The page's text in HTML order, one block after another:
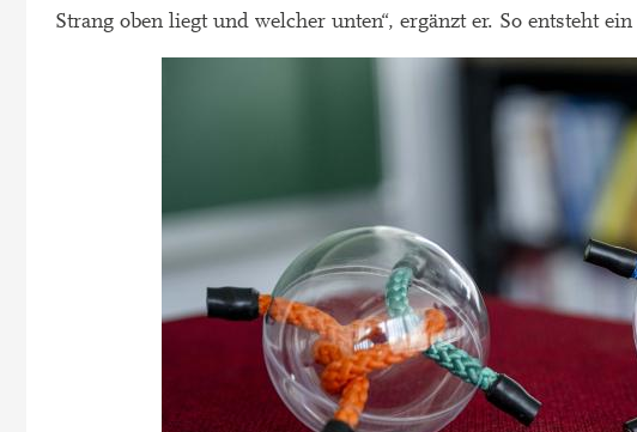
Strang oben liegt und welcher unten“, ergänzt er. So entsteht